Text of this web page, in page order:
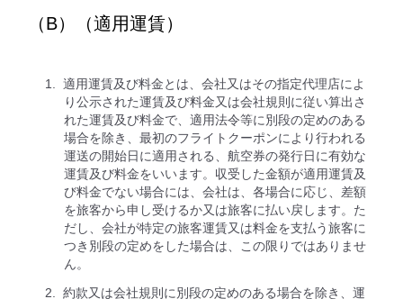
（B）（適用運賃）
適用運賃及び料金とは、会社又はその指定代理店によ
り公示された運賃及び料金又は会社規則に従い算出さ
れた運賃及び料金で、適用法令等に別段の定めのある
場合を除き、最初のフライトクーポンにより行われる
運送の開始日に適用される、航空券の発行日に有効な
運賃及び料金をいいます。収受した金額が適用運賃及
び料金でない場合には、会社は、各場合に応じ、差額
を旅客から申し受けるか又は旅客に払い戻します。た
だし、会社が特定の旅客運賃又は料金を支払う旅客に
つき別段の定めをした場合は、この限りではありませ
ん。
約款又は会社規則に別段の定めのある場合を除き、運